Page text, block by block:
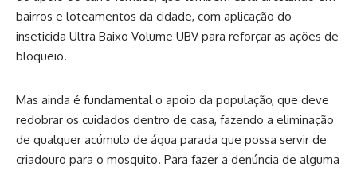
bairros e loteamentos da cidade, com aplicação do
inseticida Ultra Baixo Volume UBV para reforçar as ações de
bloqueio.
Mas ainda é fundamental o apoio da população, que deve
redobrar os cuidados dentro de casa, fazendo a eliminação
de qualquer acúmulo de água parada que possa servir de
criadouro para o mosquito. Para fazer a denúncia de alguma